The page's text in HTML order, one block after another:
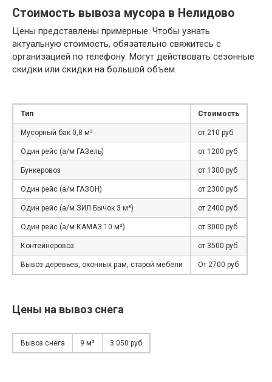
Стоимость вывоза мусора в Нелидово
Цены представлены примерные. Чтобы узнать
актуальную стоимость, обязательно свяжитесь с
организацией по телефону. Могут действовать сезонные
скидки или скидки на большой объем.
Тип Стоимость
Мусорный бак 0,8 м³ от 210 руб
Один рейс (а/м ГАЗель) от 1200 руб
Бункеровоз от 1300 руб
Один рейс (а/м ГАЗОН) от 2300 руб
Один рейс (а/м ЗИЛ Бычок 3 м³) от 2400 руб
Один рейс (а/м КАМАЗ 10 м³) от 3000 руб
Контейнеровоз от 3500 руб
Вывоз деревьев, оконных рам, старой мебели От 2700 руб
Цены на вывоз снега
Вывоз снега 9 м³ 3 050 руб